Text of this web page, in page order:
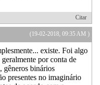
Citar
(19-02-2018, 09:35 AM )
existe. Foi algo
por conta de
gêneros binários
presentes no imaginário